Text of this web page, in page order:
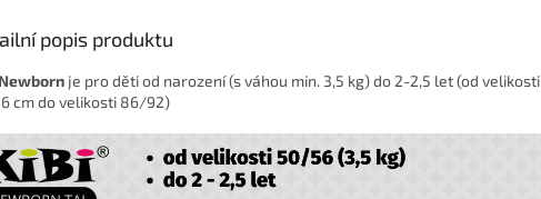
popis produktu
je pro děti od narození (s váhou min. 3,5 kg) do 2-2,5 let (od velikosti
cm do velikosti 86/92)